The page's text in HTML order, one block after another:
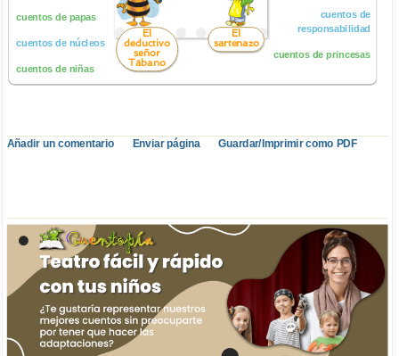
cuentos de papas
cuentos de núcleos
cuentos de niñas
El
sartenazo
El
deductivo
señor
Tábano
cuentos de
responsabilidad
cuentos de princesas
Añadir un comentario Enviar página Guardar/Imprimir como PDF